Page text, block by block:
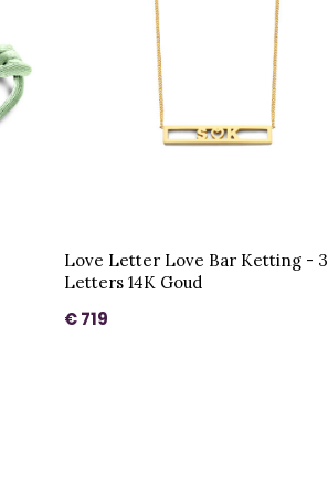
Love Letter Love Bar Ketting - 3
Letters 14K Goud
€ 719